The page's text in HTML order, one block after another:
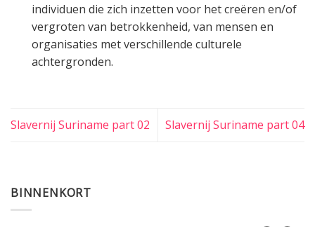
individuen die zich inzetten voor het creëren en/of
vergroten van betrokkenheid, van mensen en
organisaties met verschillende culturele
achtergronden.
Slavernij Suriname part 02 Slavernij Suriname part 04
BINNENKORT